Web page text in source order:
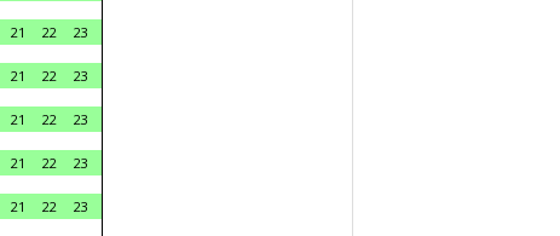
21 22
23
21 22
23
21 22
23
21 22
23
21 22
23